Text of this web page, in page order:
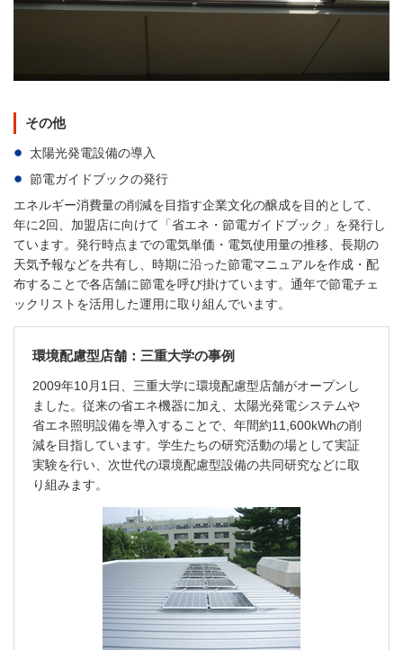
その他
太陽光発電設備の導入
節電ガイドブックの発行
エネルギー消費量の削減を目指す企業文化の醸成を目的として、
年に2回、加盟店に向けて「省エネ・節電ガイドブック」を発行し
ています。発行時点までの電気単価・電気使用量の推移、長期の
天気予報などを共有し、時期に沿った節電マニュアルを作成・配
布することで各店舗に節電を呼び掛けています。通年で節電チェ
ックリストを活用した運用に取り組んでいます。
環境配慮型店舗：三重大学の事例
2009年10月1日、三重大学に環境配慮型店舗がオープンし
ました。従来の省エネ機器に加え、太陽光発電システムや
省エネ照明設備を導入することで、年間約11,600kWhの削
減を目指しています。学生たちの研究活動の場として実証
実験を行い、次世代の環境配慮型設備の共同研究などに取
り組みます。